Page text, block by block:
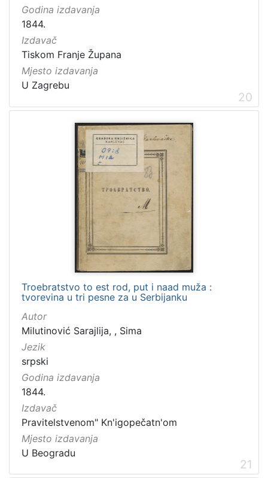
Godina izdavanja
1844.
Izdavač
Tiskom Franje Župana
Mjesto izdavanja
U Zagrebu
20
Troebratstvo to est rod, put i naad muža :
tvorevina u tri pesne za u Serbijanku
Autor
Milutinović Sarajlija, , Sima
Jezik
srpski
Godina izdavanja
1844.
Izdavač
Pravitelstvenom" Kn'igopečatn'om
Mjesto izdavanja
U Beogradu
21